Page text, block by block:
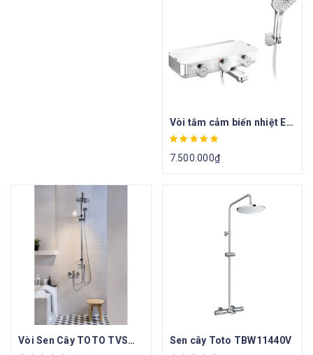
Vòi tắm cảm biến nhiệt EasySET Exposed WF-4954
7.500.000₫
Vòi Sen Cây TOTO TVSM104NSR/DM907CS Nóng Lạnh Sen cây Toto TBW11440V